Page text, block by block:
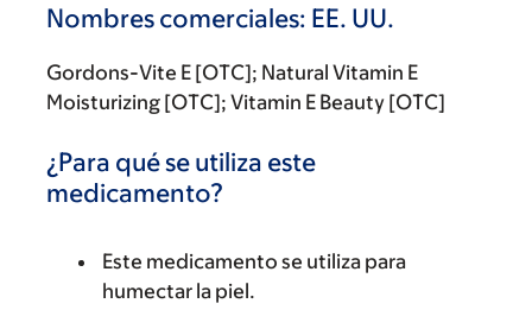
Nombres comerciales: EE. UU.
Gordons-Vite E [OTC]; Natural Vitamin E
Moisturizing [OTC]; Vitamin E Beauty [OTC]
¿Para qué se utiliza este
medicamento?
Este medicamento se utiliza para
humectar la piel.